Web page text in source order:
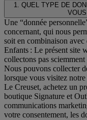
1. QUEL TYPE DE
Une “donnée
concernant, qui nous
soit en combinaison avec
Enfants : Le présent site
collectons pas
Nous pouvons collecter
lorsque vous visitez
Le Creuset, achetez un
boutique Signature et
communications
votre consentement, les